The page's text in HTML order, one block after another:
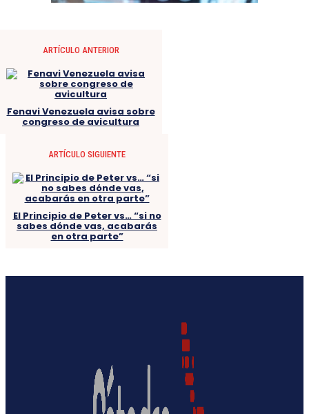
ARTÍCULO ANTERIOR
Fenavi Venezuela avisa sobre
congreso de avicultura
ARTÍCULO SIGUIENTE
El Principio de Peter vs… “si no
sabes dónde vas, acabarás
en otra parte”